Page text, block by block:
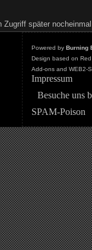
Zugriff später
Powered by Burning
Design based on
Add-ons and WEB2-
Impressum
Besuche uns
SPAM-Poison